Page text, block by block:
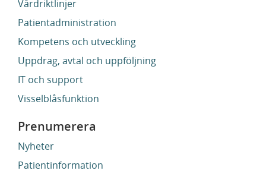
Vårdriktlinjer
Patientadministration
Kompetens och utveckling
Uppdrag, avtal och uppföljning
IT och support
Visselblåsfunktion
Prenumerera
Nyheter
Patientinformation